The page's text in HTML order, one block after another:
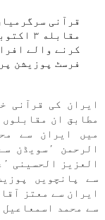
قرآنی
كرنے والے
فرسٹ پوزيشن
ايران كی قرآنی
مطابق ان
سے پانچویں